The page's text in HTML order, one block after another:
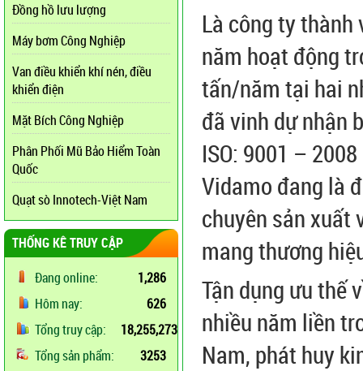
Đồng hồ lưu lượng
Máy bơm Công Nghiệp
Van điều khiển khí nén, điều
khiển điện
Mặt Bích Công Nghiệp
Phân Phối Mũ Bảo Hiểm Toàn
Quốc
Quạt sò Innotech-Việt Nam
THỐNG KÊ TRUY CẬP
Đang online:
1,286
Hôm nay:
626
Tổng truy cập:
18,255,273
Tổng sản phẩm:
3253
Là công ty thành
năm hoạt động
tấn/năm tại hai
đã vinh dự nhận
ISO: 9001 –
Vidamo đang là
chuyên sản xuất
mang thương
Tận dụng ưu thế
nhiều năm liền
Nam, phát huy